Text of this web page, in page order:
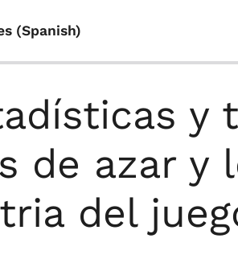
(Spanish)
y
de azar y
del